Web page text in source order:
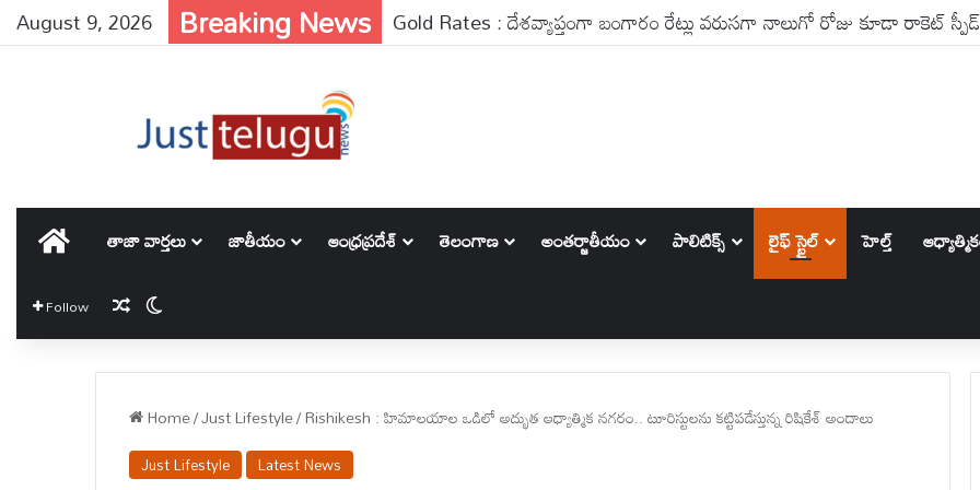
August 9, 2026 Breaking News
తాజా వార్తలు జాతీయం ఆంధ్రప్రదేశ్ తెలంగాణ అంతర్జాతీయం పాలిటిక్స్‌ లైఫ్ స్టైల్ హెల్త్
Follow Random Article
Home/Just Lifestyle/Rishikesh : హిమాలయాల ఒడిలో అద్భుత ఆధ్యాత్మిక నగరం.. టూరిస్టులను కట్టిపడేస్తున్న రిషికేశ్ అందాలు
Just Lifestyle Latest News